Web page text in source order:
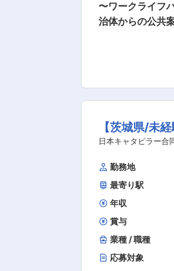
〜ワークライフ
治体からの公共
働きやすい環
【茨城県/未
日本キャタピラー合
勤務地
最寄り駅
年収
賞与
業種 / 職種
応募対象